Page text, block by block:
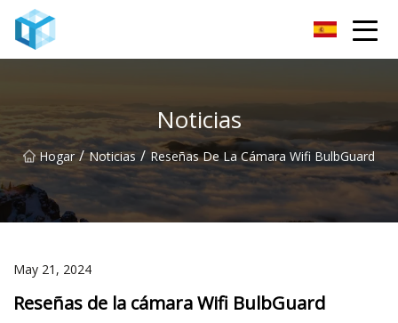
Noticias
Hogar / Noticias / Reseñas De La Cámara Wifi BulbGuard
May 21, 2024
Reseñas de la cámara Wifi BulbGuard